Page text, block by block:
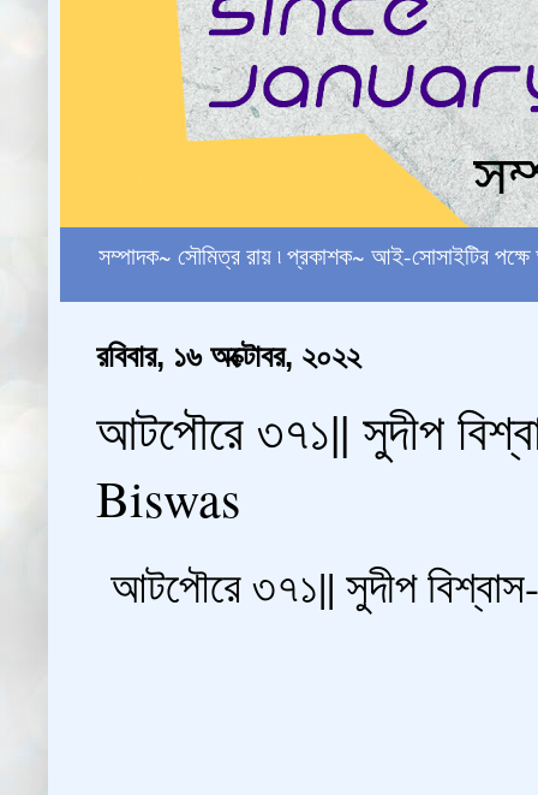
সম্পাদক~ সৌমিত্র রায় ৷ প্রকাশক~ আই-সোসাইটির
রবিবার, ১৬ অক্টোবর, ২০২২
আটপৌরে ৩৭১|| সুদীপ
Biswas
আটপৌরে ৩৭১|| সুদীপ